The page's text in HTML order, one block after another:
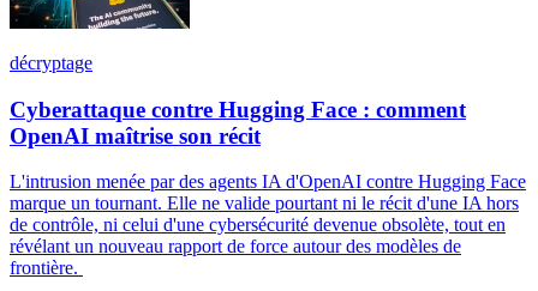
décryptage
Cyberattaque contre Hugging Face : comment
OpenAI maîtrise son récit
L'intrusion menée par des agents IA d'OpenAI contre Hugging Face
marque un tournant. Elle ne valide pourtant ni le récit d'une IA hors
de contrôle, ni celui d'une cybersécurité devenue obsolète, tout en
révélant un nouveau rapport de force autour des modèles de
frontière.